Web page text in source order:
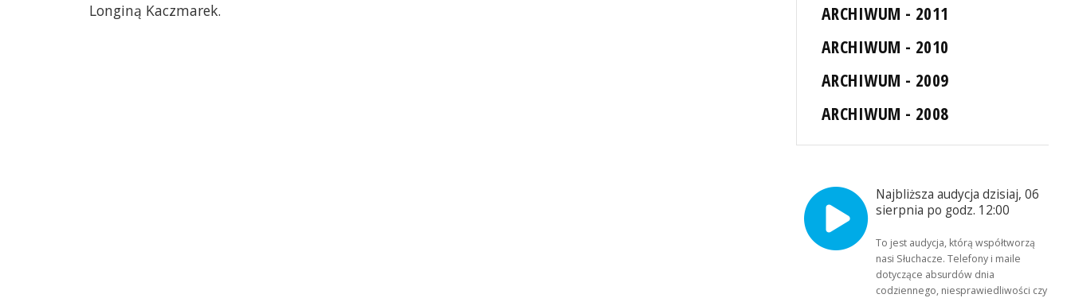
Longiną Kaczmarek.
ARCHIWUM - 2011
ARCHIWUM - 2010
ARCHIWUM - 2009
ARCHIWUM - 2008
Najbliższa audycja dzisiaj, 06
sierpnia po godz. 12:00
To jest audycja, którą współtworzą
nasi Słuchacze. Telefony i maile
dotyczące absurdów dnia
codziennego, niesprawiedliwości czy